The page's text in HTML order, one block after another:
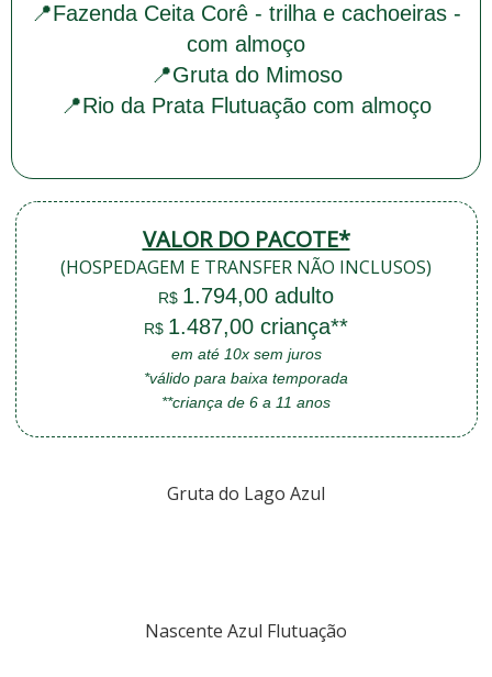
📍Fazenda Ceita Corê - trilha e cachoeiras -
com almoço
📍Gruta do Mimoso
📍Rio da Prata Flutuação com almoço
VALOR DO PACOTE*
(HOSPEDAGEM E TRANSFER NÃO INCLUSOS)
R$ 1.794,00 adulto
R$ 1.487,00 criança**
em até 10x sem juros
*válido para baixa temporada
**criança de 6 a 11 anos
Gruta do Lago Azul
Nascente Azul Flutuação